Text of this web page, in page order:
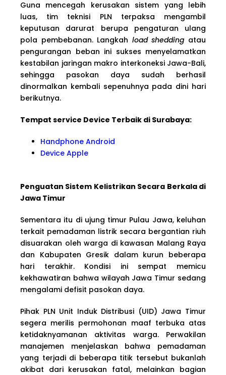
Guna mencegah kerusakan sistem yang lebih
luas, tim teknisi PLN terpaksa mengambil
keputusan darurat berupa pengaturan ulang
pola pembebanan. Langkah load shedding atau
pengurangan beban ini sukses menyelamatkan
kestabilan jaringan makro interkoneksi Jawa-Bali,
sehingga pasokan daya sudah berhasil
dinormalkan kembali sepenuhnya pada dini hari
berikutnya.
Tempat service Device Terbaik di Surabaya:
Handphone Android
Device Apple
Penguatan Sistem Kelistrikan Secara Berkala di
Jawa Timur
Sementara itu di ujung timur Pulau Jawa, keluhan
terkait pemadaman listrik secara bergantian riuh
disuarakan oleh warga di kawasan Malang Raya
dan Kabupaten Gresik dalam kurun beberapa
hari terakhir. Kondisi ini sempat memicu
kekhawatiran bahwa wilayah Jawa Timur sedang
mengalami defisit pasokan daya.
Pihak PLN Unit Induk Distribusi (UID) Jawa Timur
segera merilis permohonan maaf terbuka atas
ketidaknyamanan aktivitas warga. Perwakilan
manajemen menjelaskan bahwa pemadaman
yang terjadi di beberapa titik tersebut bukanlah
akibat dari kerusakan fatal, melainkan bagian